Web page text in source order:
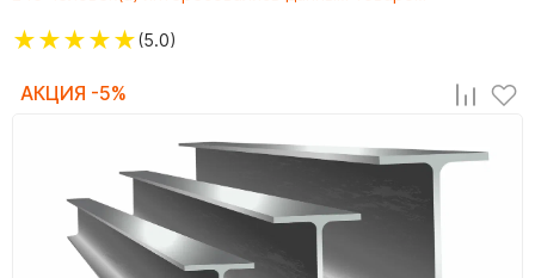
★★★★★(5.0)
АКЦИЯ -5%